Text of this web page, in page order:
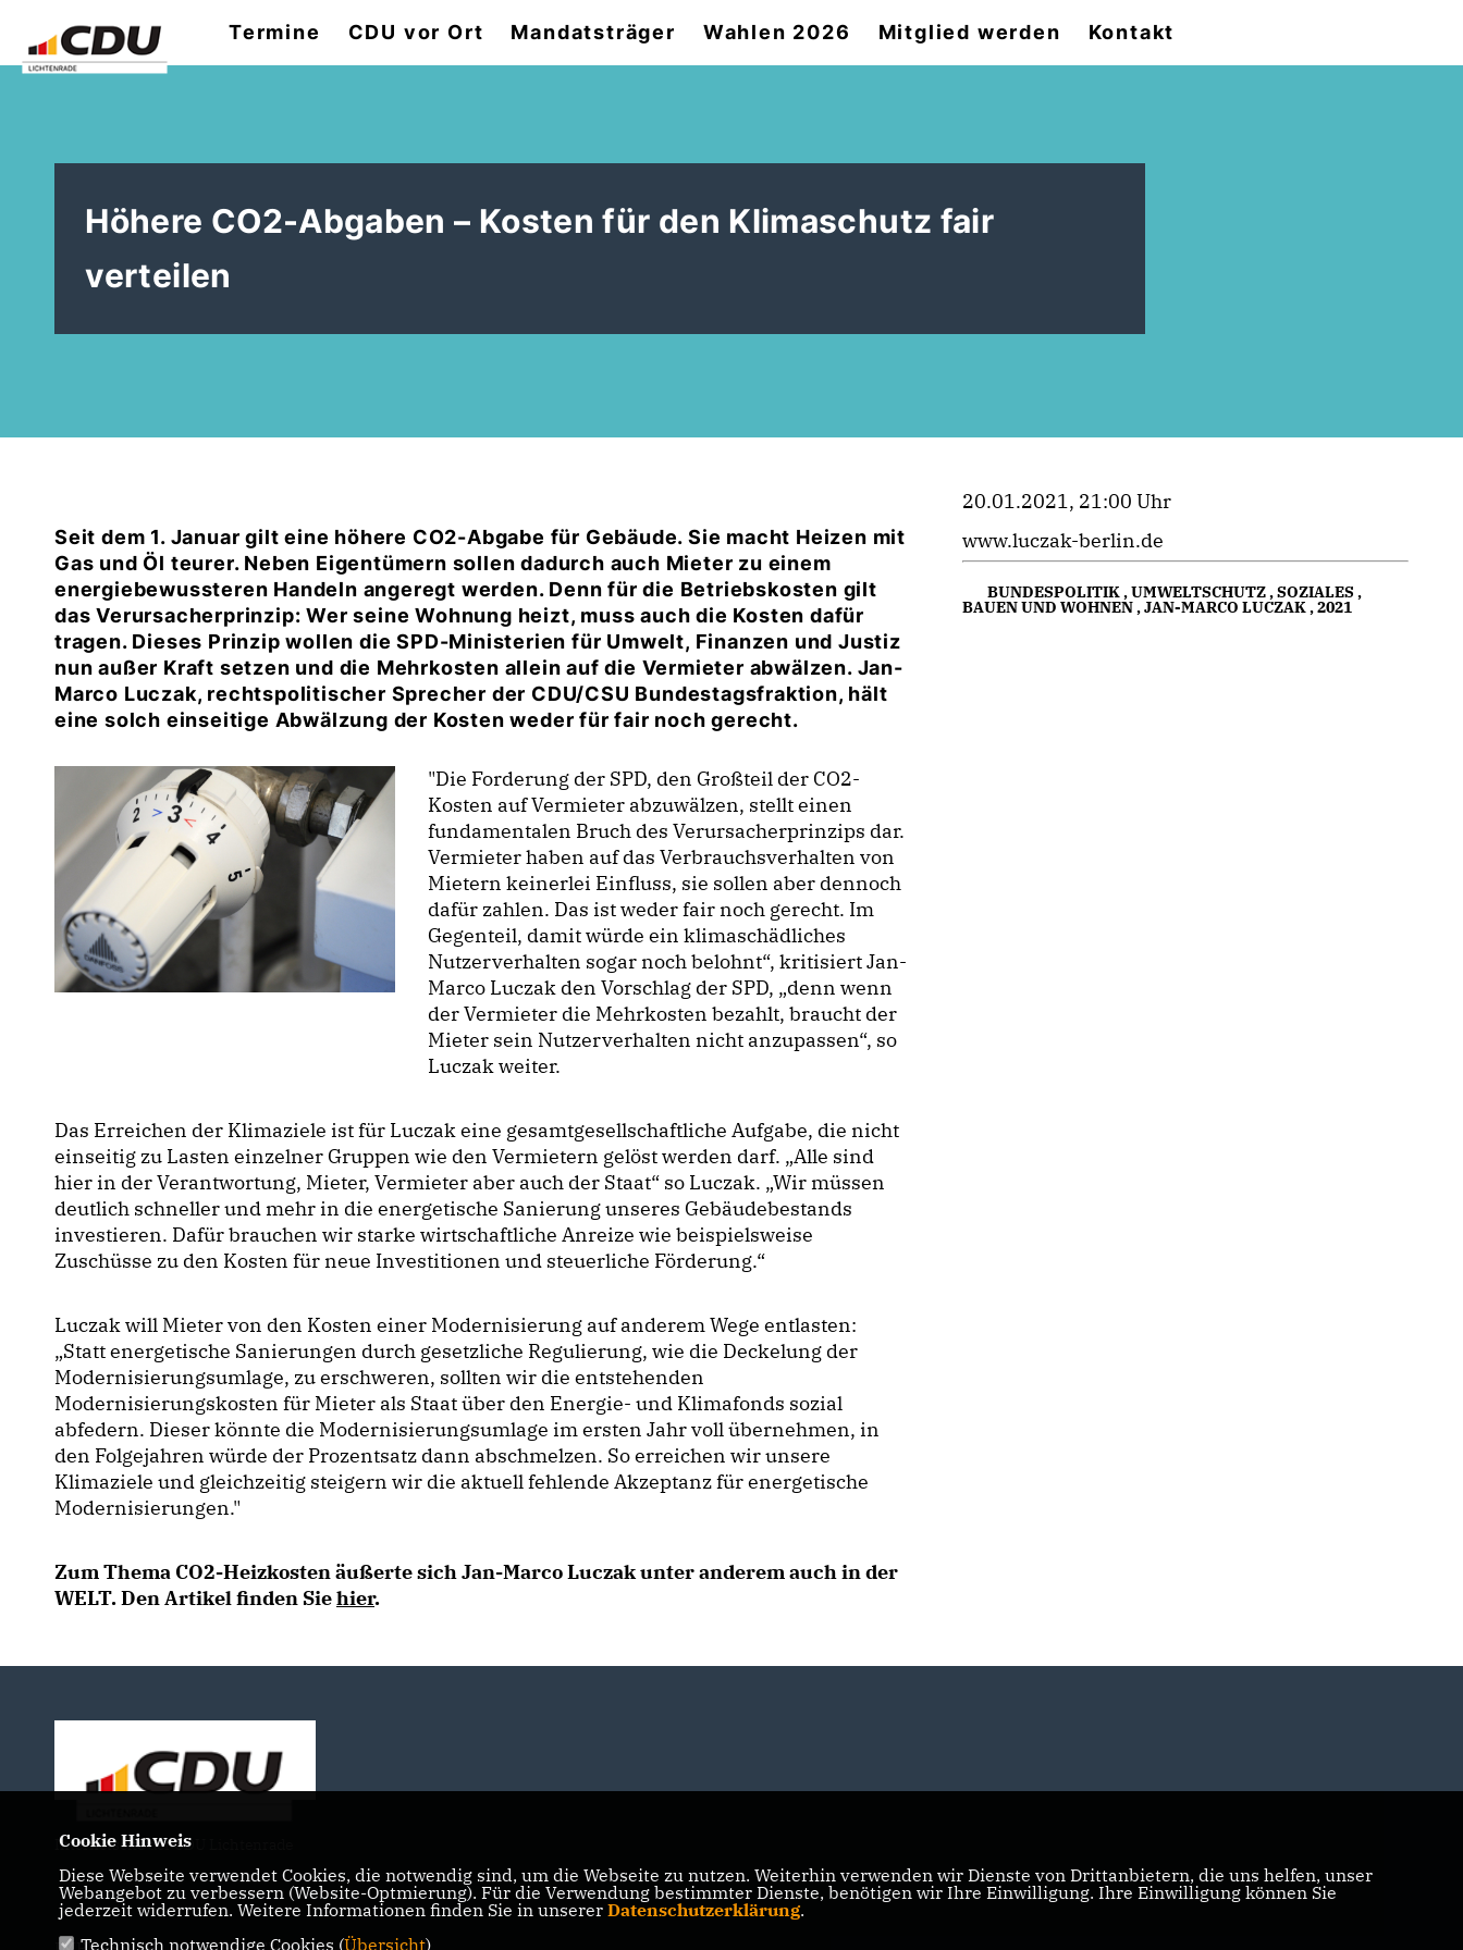
Termine CDU vor Ort Mandatsträger Wahlen 2026 Mitglied werden Kontakt
Höhere CO2-Abgaben – Kosten für den Klimaschutz fair
verteilen
Seit dem 1. Januar gilt eine höhere CO2-Abgabe für Gebäude. Sie macht Heizen mit
Gas und Öl teurer. Neben Eigentümern sollen dadurch auch Mieter zu einem
energiebewussteren Handeln angeregt werden. Denn für die Betriebskosten gilt
das Verursacherprinzip: Wer seine Wohnung heizt, muss auch die Kosten dafür
tragen. Dieses Prinzip wollen die SPD-Ministerien für Umwelt, Finanzen und Justiz
nun außer Kraft setzen und die Mehrkosten allein auf die Vermieter abwälzen. Jan-
Marco Luczak, rechtspolitischer Sprecher der CDU/CSU Bundestagsfraktion, hält
eine solch einseitige Abwälzung der Kosten weder für fair noch gerecht.
"Die Forderung der SPD, den Großteil der CO2-
Kosten auf Vermieter abzuwälzen, stellt einen
fundamentalen Bruch des Verursacherprinzips dar.
Vermieter haben auf das Verbrauchsverhalten von
Mietern keinerlei Einfluss, sie sollen aber dennoch
dafür zahlen. Das ist weder fair noch gerecht. Im
Gegenteil, damit würde ein klimaschädliches
Nutzerverhalten sogar noch belohnt“, kritisiert Jan-
Marco Luczak den Vorschlag der SPD, „denn wenn
der Vermieter die Mehrkosten bezahlt, braucht der
Mieter sein Nutzerverhalten nicht anzupassen“, so
Luczak weiter.
Das Erreichen der Klimaziele ist für Luczak eine gesamtgesellschaftliche Aufgabe, die nicht
einseitig zu Lasten einzelner Gruppen wie den Vermietern gelöst werden darf. „Alle sind
hier in der Verantwortung, Mieter, Vermieter aber auch der Staat“ so Luczak. „Wir müssen
deutlich schneller und mehr in die energetische Sanierung unseres Gebäudebestands
investieren. Dafür brauchen wir starke wirtschaftliche Anreize wie beispielsweise
Zuschüsse zu den Kosten für neue Investitionen und steuerliche Förderung.“
Luczak will Mieter von den Kosten einer Modernisierung auf anderem Wege entlasten:
Statt energetische Sanierungen durch gesetzliche Regulierung, wie die Deckelung der
Modernisierungsumlage, zu erschweren, sollten wir die entstehenden
Modernisierungskosten für Mieter als Staat über den Energie- und Klimafonds sozial
abfedern. Dieser könnte die Modernisierungsumlage im ersten Jahr voll übernehmen, in
den Folgejahren würde der Prozentsatz dann abschmelzen. So erreichen wir unsere
Klimaziele und gleichzeitig steigern wir die aktuell fehlende Akzeptanz für energetische
Modernisierungen."
Zum Thema CO2-Heizkosten äußerte sich Jan-Marco Luczak unter anderem auch in der
WELT. Den Artikel finden Siehier.
20.01.2021, 21:00 Uhr
www.luczak-berlin.de
BUNDESPOLITIK,UMWELTSCHUTZ,SOZIALES ,
BAUEN UND WOHNEN,JAN-MARCO LUCZAK,2021
Internetseite der CDU Lichtenrade
Cookie Hinweis
Diese Webseite verwendet Cookies, die notwendig sind, um die Webseite zu nutzen. Weiterhin verwenden wir Dienste von Drittanbietern, die uns helfen, unser
Webangebot zu verbessern (Website-Optmierung). Für die Verwendung bestimmter Dienste, benötigen wir Ihre Einwilligung. Ihre Einwilligung können Sie
jederzeit widerrufen. Weitere Informationen finden Sie in unserer Datenschutzerklärung.
Technisch notwendige Cookies (Übersicht)